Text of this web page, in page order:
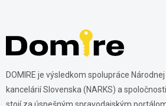
DOMIRE je výsledkom spolupráce
kancelárií Slovenska (NARKS) a